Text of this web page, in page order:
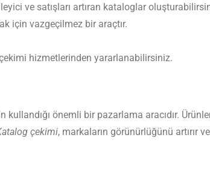
ve satışları artıran kataloglar
için vazgeçilmez bir araçtır.
hizmetlerinden yararlanabilirsiniz.
önemli bir pazarlama aracıdır.
çekimi, markaların görünürlüğünü artırır